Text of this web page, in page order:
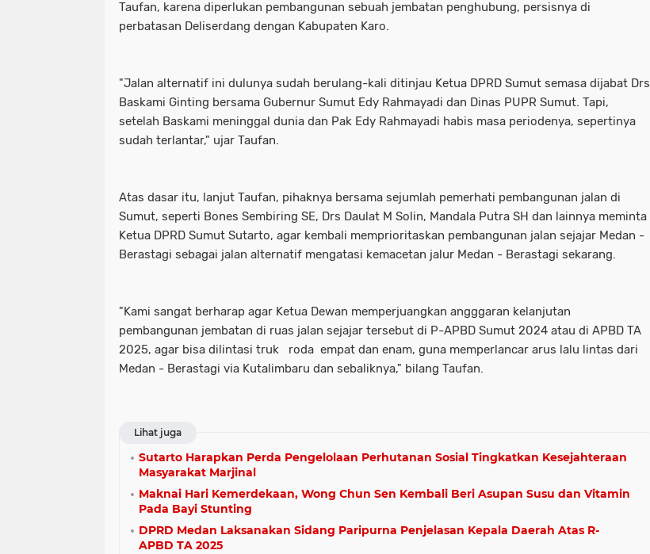
Taufan, karena diperlukan pembangunan sebuah jembatan penghubung, persisnya di
perbatasan Deliserdang dengan Kabupaten Karo.
"Jalan alternatif ini dulunya sudah berulang-kali ditinjau Ketua DPRD Sumut semasa dijabat Drs
Baskami Ginting bersama Gubernur Sumut Edy Rahmayadi dan Dinas PUPR Sumut. Tapi,
setelah Baskami meninggal dunia dan Pak Edy Rahmayadi habis masa periodenya, sepertinya
sudah terlantar," ujar Taufan.
Atas dasar itu, lanjut Taufan, pihaknya bersama sejumlah pemerhati pembangunan jalan di
Sumut, seperti Bones Sembiring SE, Drs Daulat M Solin, Mandala Putra SH dan lainnya meminta
Ketua DPRD Sumut Sutarto, agar kembali memprioritaskan pembangunan jalan sejajar Medan -
Berastagi sebagai jalan alternatif mengatasi kemacetan jalur Medan - Berastagi sekarang.
"Kami sangat berharap agar Ketua Dewan memperjuangkan angggaran kelanjutan
pembangunan jembatan di ruas jalan sejajar tersebut di P-APBD Sumut 2024 atau di APBD TA
2025, agar bisa dilintasi truk roda empat dan enam, guna memperlancar arus lalu lintas dari
Medan - Berastagi via Kutalimbaru dan sebaliknya," bilang Taufan.
Lihat juga
Sutarto Harapkan Perda Pengelolaan Perhutanan Sosial Tingkatkan Kesejahteraan
Masyarakat Marjinal
Maknai Hari Kemerdekaan, Wong Chun Sen Kembali Beri Asupan Susu dan Vitamin
Pada Bayi Stunting
DPRD Medan Laksanakan Sidang Paripurna Penjelasan Kepala Daerah Atas R-
APBD TA 2025